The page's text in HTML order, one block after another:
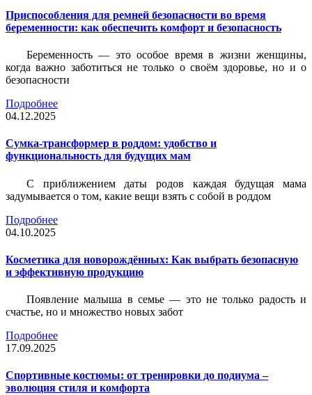
Приспособления для ремней безопасности во время
беременности: как обеспечить комфорт и безопасность
Беременность — это особое время в жизни женщины,
когда важно заботиться не только о своём здоровье, но и о
безопасности
Подробнее
04.12.2025
Сумка-трансформер в роддом: удобство и
функциональность для будущих мам
С приближением даты родов каждая будущая мама
задумывается о том, какие вещи взять с собой в роддом
Подробнее
04.10.2025
Косметика для новорождённых: Как выбрать безопасную
и эффективную продукцию
Появление малыша в семье — это не только радость и
счастье, но и множество новых забот
Подробнее
17.09.2025
Спортивные костюмы: от тренировки до подиума –
эволюция стиля и комфорта